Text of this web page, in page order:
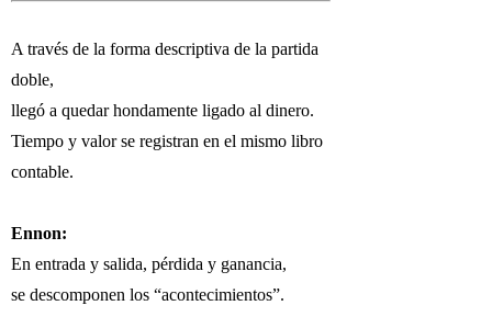
A través de la forma descriptiva de la partida
doble,
llegó a quedar hondamente ligado al dinero.
Tiempo y valor se registran en el mismo libro
contable.
Ennon:
En entrada y salida, pérdida y ganancia,
se descomponen los “acontecimientos”.